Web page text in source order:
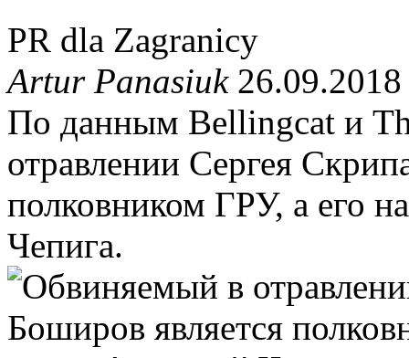
PR dla Zagranicy
Artur Panasiuk26.09.2018
По данным Bellingcat и
отравлении Сергея
полковником ГРУ, а его
Чепига.